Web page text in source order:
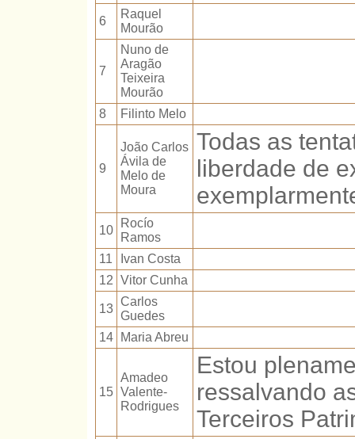
6
Raquel
Mourão
7
Nuno de
Aragão
Teixeira
Mourão
8
Filinto Melo
9
João Carlos
Ávila de
Melo de
Moura
Todas as
liberdade de
10
Rocío
Ramos
11
Ivan Costa
12 Vitor Cunha
13
Carlos
Guedes
14
Maria Abreu
15
Amadeo
Valente-
Rodrigues
Estou
ressalvando
Terceiros